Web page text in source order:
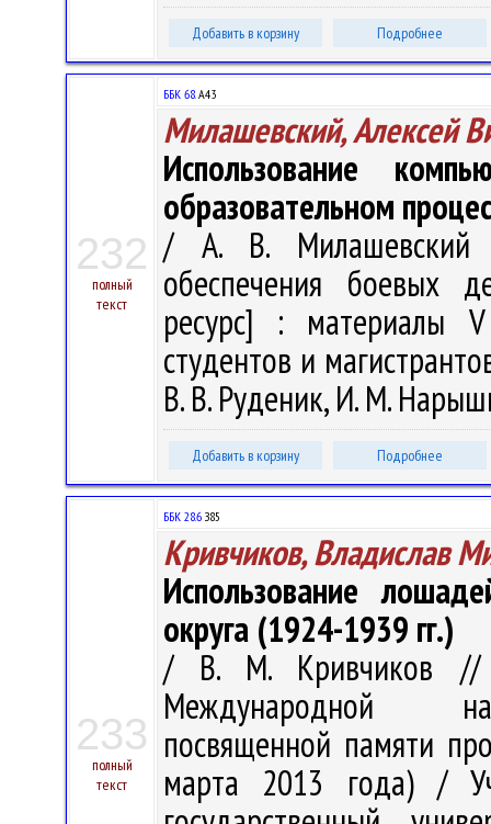
Добавить в корзину Подробнее
232
полный
текст
ББК 68.А43
Милашевский, Алексей
Использование
образовательном
/ А. В. Милашевский
обеспечения боевых
ресурс] : материалы V
студентов и
В. В. Руденик, И. М.
Добавить в корзину Подробнее
233
полный
текст
ББК 28.6 З85
Кривчиков, Владислав
Использование
округа (1924-1939 гг.)
/ В. М. Кривчиков //
Международной
посвященной памяти
марта 2013 года) /